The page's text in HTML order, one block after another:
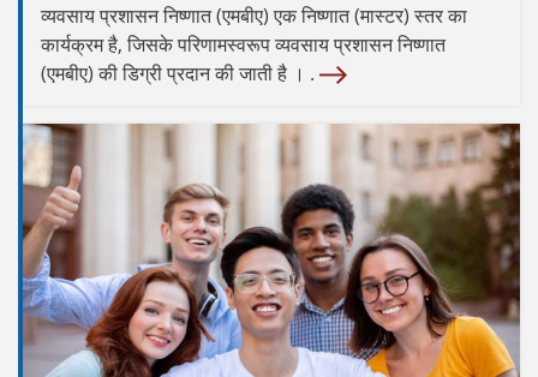
व्यवसाय प्रशासन निष्णात (एमबीए) एक निष्णात (मास्टर) स्तर का
कार्यक्रम है, जिसके परिणामस्वरूप व्यवसाय प्रशासन निष्णात
(एमबीए) की डिग्री प्रदान की जाती है । .